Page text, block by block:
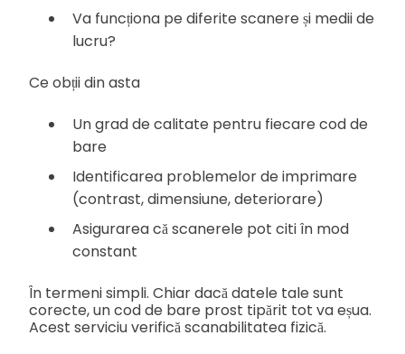
Va funcționa pe diferite scanere și medii de
lucru?
Ce obții din asta
Un grad de calitate pentru fiecare cod de
bare
Identificarea problemelor de imprimare
(contrast, dimensiune, deteriorare)
Asigurarea că scanerele pot citi în mod
constant
În termeni simpli. Chiar dacă datele tale sunt
corecte, un cod de bare prost tipărit tot va eșua.
Acest serviciu verifică scanabilitatea fizică.